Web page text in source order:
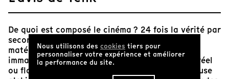
De quoi est composé le cinéma ? 24 fois la vérité par
seconde. Des images, qui témoignent du monde
matériel. Du montage, qui parle d’un monde
immatériel. Des sons… ou du bruit, rattaché au réel
ou flottant dans sa propre dimension. Une curieuse
Nous utilisons des cookies tiers pour
personnaliser votre expérience et améliorer
la performance du site.